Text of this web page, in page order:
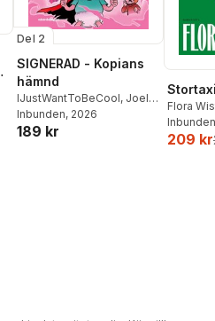
Del 2
SIGNERAD - Kopians
hämnd
IJustWantToBeCool, Joel
Adolphson,Emil Ejdemo
Beer ,Victor Beer
Inbunden, 2026
189 kr
Stortaxi
Flora
Inbunden
209 kr